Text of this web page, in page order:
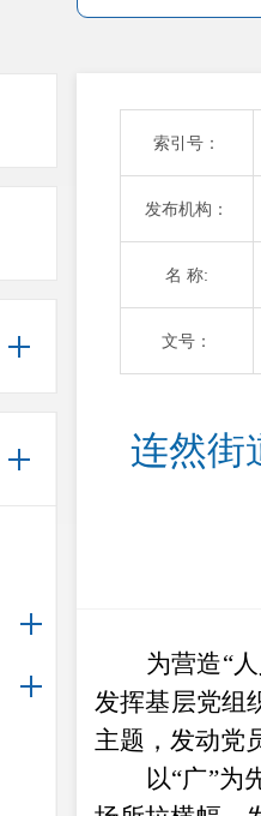
索引号：
发布机构：
名 称:
文号：
连然街
为营造“
发挥基层党组
主题，发动党
以“广”为